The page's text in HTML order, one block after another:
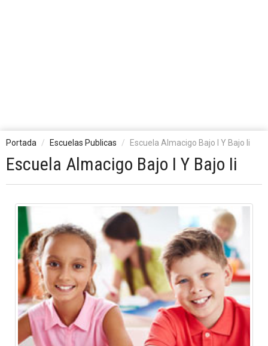
Portada Escuelas Publicas Escuela Almacigo Bajo I Y Bajo Ii
Escuela Almacigo Bajo I Y Bajo Ii